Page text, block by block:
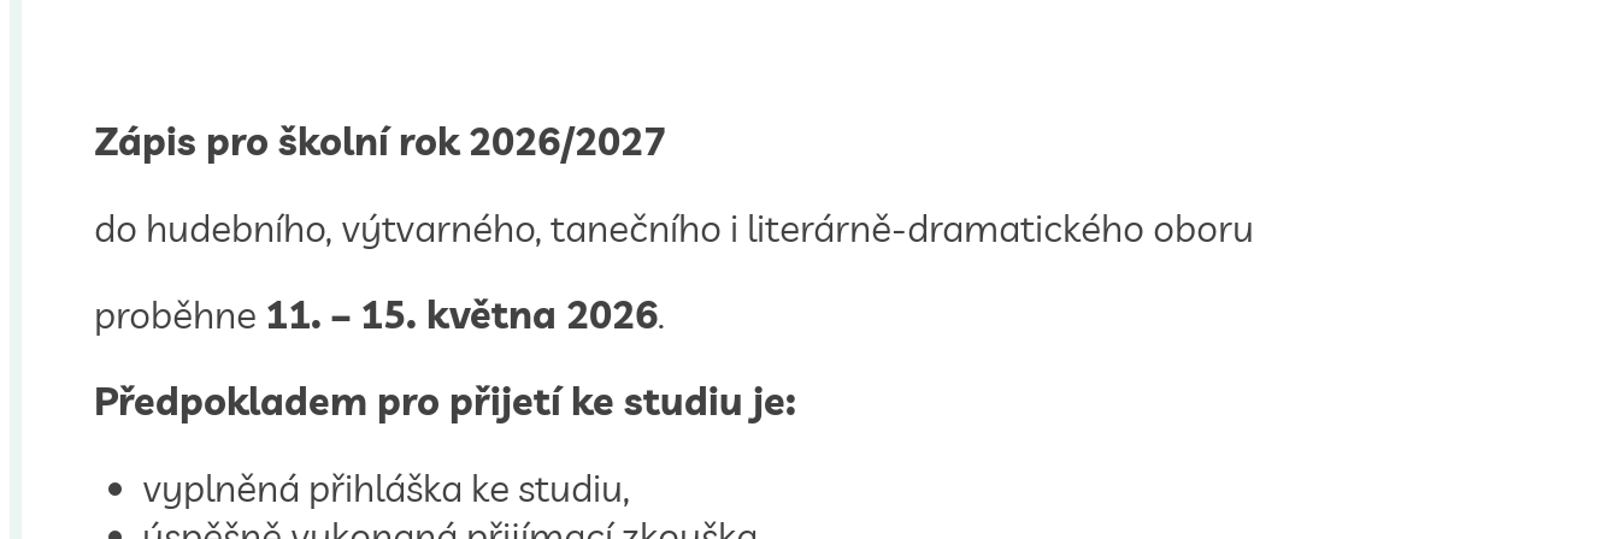
Zápis pro školní rok 2026/2027
do hudebního, výtvarného, tanečního i literárně-dramatického oboru
proběhne 11. – 15. května 2026.
Předpokladem pro přijetí ke studiu je:
vyplněná přihláška ke studiu,